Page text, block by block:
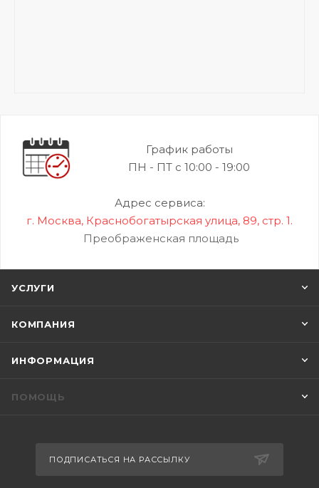
График работы
ПН - ПТ с 10:00 - 19:00
Адрес сервиса:
г. Москва, Краснобогатырская улица, 89, стр. 1.
Преображенская площадь
УСЛУГИ
КОМПАНИЯ
ИНФОРМАЦИЯ
ПОМОЩЬ
ПОДПИСАТЬСЯ НА РАССЫЛКУ